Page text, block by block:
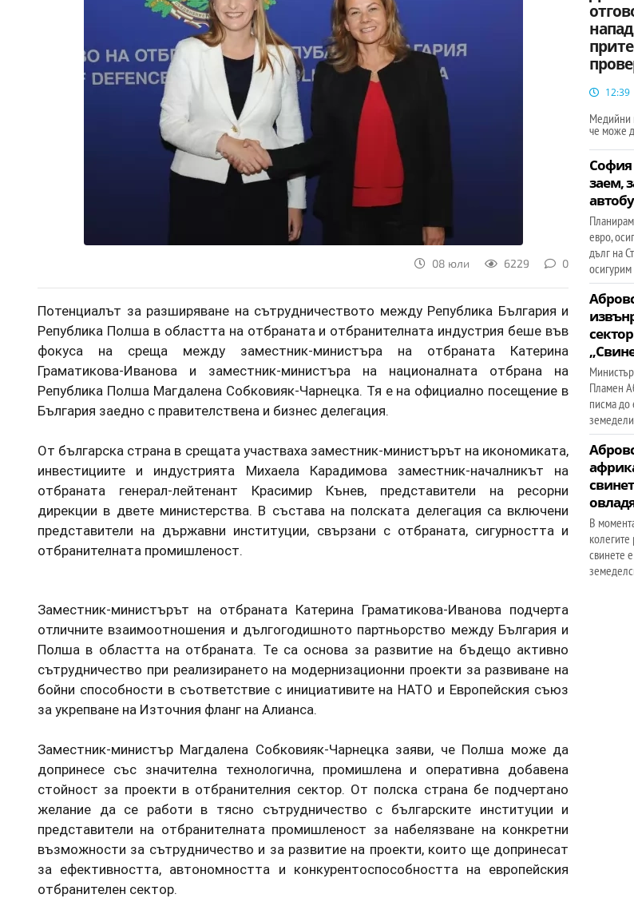
08 юли 6229 0
Потенциалът за разширяване на сътрудничеството между Република България и
Република Полша в областта на отбраната и отбранителната индустрия беше във
фокуса на среща между заместник-министъра на отбраната Катерина
Граматикова-Иванова и заместник-министъра на националната отбрана на
Република Полша Магдалена Собковияк-Чарнецка. Тя е на официално посещение в
България заедно с правителствена и бизнес делегация.
От българска страна в срещата участваха заместник-министърът на икономиката,
инвестициите и индустрията Михаела Карадимова заместник-началникът на
отбраната генерал-лейтенант Красимир Кънев, представители на ресорни
дирекции в двете министерства. В състава на полската делегация са включени
представители на държавни институции, свързани с отбраната, сигурността и
отбранителната промишленост.
Заместник-министърът на отбраната Катерина Граматикова-Иванова подчерта
отличните взаимоотношения и дългогодишното партньорство между България и
Полша в областта на отбраната. Те са основа за развитие на бъдещо активно
сътрудничество при реализирането на модернизационни проекти за развиване на
бойни способности в съответствие с инициативите на НАТО и Европейския съюз
за укрепване на Източния фланг на Алианса.
Заместник-министър Магдалена Собковияк-Чарнецка заяви, че Полша може да
допринесе със значителна технологична, промишлена и оперативна добавена
стойност за проекти в отбранителния сектор. От полска страна бе подчертано
желание да се работи в тясно сътрудничество с българските институции и
представители на отбранителната промишленост за набелязване на конкретни
възможности за сътрудничество и за развитие на проекти, които ще допринесат
за ефективността, автономността и конкурентоспособността на европейския
отбранителен сектор.
12:39
Медийни
че може
София
заем,
евро,
дълг на
осигурим
Пламен
писма до
В
колегите
свинете